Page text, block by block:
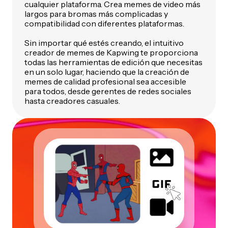
cualquier plataforma. Crea memes de video más
largos para bromas más complicadas y
compatibilidad con diferentes plataformas.
Sin importar qué estés creando, el intuitivo
creador de memes de Kapwing te proporciona
todas las herramientas de edición que necesitas
en un solo lugar, haciendo que la creación de
memes de calidad profesional sea accesible
para todos, desde gerentes de redes sociales
hasta creadores casuales.